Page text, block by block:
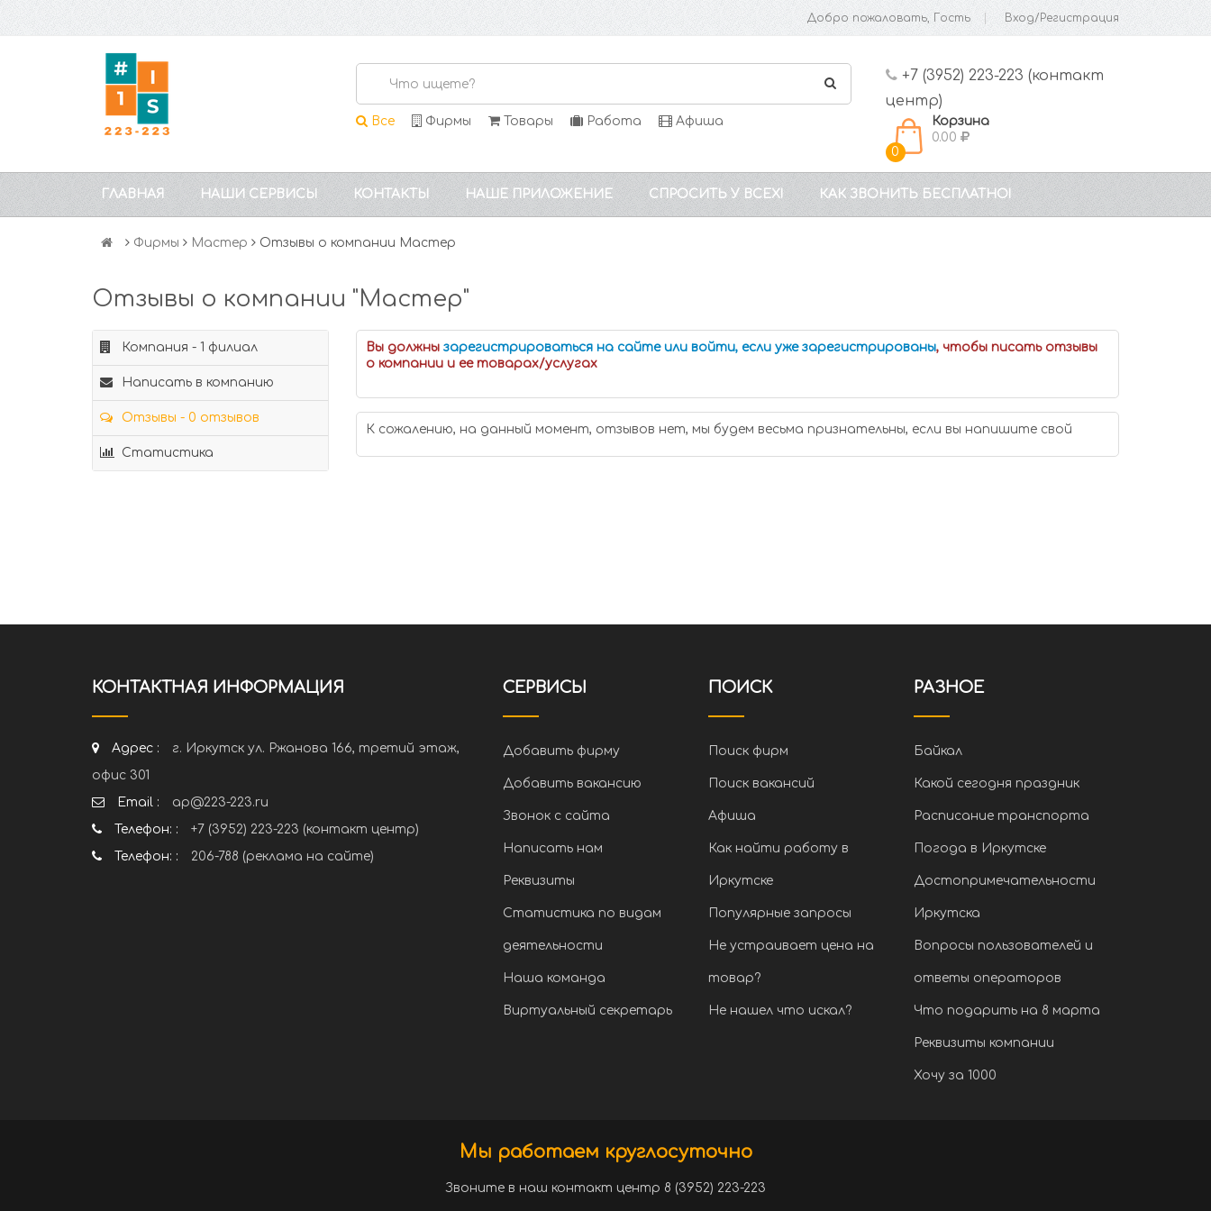
Добро пожаловать, Гость Вход/Регистрация
Все Фирмы Товары Работа Афиша
+7 (3952) 223-223 (контакт
центр)
0
Корзина
0.00
ГЛАВНАЯ НАШИ СЕРВИСЫ КОНТАКТЫ НАШЕ ПРИЛОЖЕНИЕ СПРОСИТЬ У ВСЕХ! КАК ЗВОНИТЬ БЕСПЛАТНО!
Фирмы Мастер Отзывы о компании Мастер
Отзывы о компании "Мастер"
Компания - 1 филиал
Написать в компанию
Отзывы - 0 отзывов
Статистика
Вы должны зарегистрироваться на сайте или войти, если уже зарегистрированы, чтобы писать отзывы
о компании и ее товарах/услугах
К сожалению, на данный момент, отзывов нет, мы будем весьма признательны, если вы напишите свой
КОНТАКТНАЯ ИНФОРМАЦИЯ
Адрес :
г. Иркутск ул. Ржанова 166, третий этаж,
офис 301
Email :
ap@223-223.ru
Телефон: :
+7 (3952) 223-223 (контакт центр)
Телефон: :
206-788 (реклама на сайте)
СЕРВИСЫ
Добавить фирму
Добавить вакансию
Звонок с сайта
Написать нам
Реквизиты
Статистика по видам
деятельности
Наша команда
Виртуальный секретарь
ПОИСК
Поиск фирм
Поиск вакансий
Афиша
Как найти работу в
Иркутске
Популярные запросы
Не устраивает цена на
товар?
Не нашел что искал?
РАЗНОЕ
Байкал
Какой сегодня праздник
Расписание транспорта
Погода в Иркутске
Достопримечательности
Иркутска
Вопросы пользователей и
ответы операторов
Что подарить на 8 марта
Реквизиты компании
Хочу за 1000
Мы работаем круглосуточно
Звоните в наш контакт центр 8 (3952) 223-223